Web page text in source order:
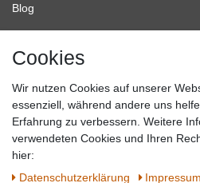
Blog
SICHER EINKAUFEN
Cookies
Wir nutzen Cookies auf unserer
essenziell, während andere uns
Erfahrung zu verbessern. Weitere
verwendeten Cookies und Ihren
hier:
Daten­schutz­erklärung
Impressum